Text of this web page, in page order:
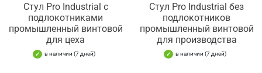
Стул Pro Industrial с
подлокотниками
промышленный винтовой
для цеха
в наличии (7 дней)
Стул Pro Industrial без
подлокотников
промышленный винтовой
для производства
в наличии (7 дней)